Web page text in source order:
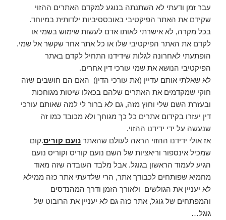
עבר זמן ודעתי לא השתנתה בנוגע למקדם האתרים ההזוי
שקידם את האתר הפיקטיבי באובססיביות ילדותית במיוחד.
בכל מקרה, לא אישרתי לאותו אדם לעשות שימוש בשמי או
לקדם את האתר הפיקטיבי שלו או כל אתר אחר שקשר אל שמי.
הופתעתי לאחרונה לגלות שידידנו התחיל לקדם באתר
הפיקטיבי הנושא את שמי עורכי דין אחרים.
לא שאלתי אותם עדיין (את עורכי הדין) האם הם חושבים שזה
חוקי שמקדמים את האתרים שלהם בכאלו שיטות מגוחכות
ובעזרת השם שלי וחוץ מזה, גם לא ברור לי למה שאותם עורכי
דין יעזרו בקידום אתרים כל כך מגוחך ולא מכובד כמו זה
שנעשה על ידי ידידנו ההזוי.
אז אולי ידידנו ההזוי הראה לעולם שהאתר נועם קוריס.קום
שמכיל אינספור וריאציות של השם נועם קוריס וקוריס נועם
הגיע לעמוד הראשון בגוגל. אבל מלבד העובדה שזה מאוד
מחמיא שפותחים לכבודך אתר, הרי שלדעתי אתר כזה ממילא
לא יעניין את הגולשים ולאורך הזמן ודרך המהנדסים
והמפתחים של גוגל, אתר כזה גם לא יעניין את הרובוט של
גוגל…